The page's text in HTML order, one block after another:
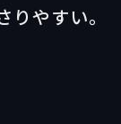
やすい。